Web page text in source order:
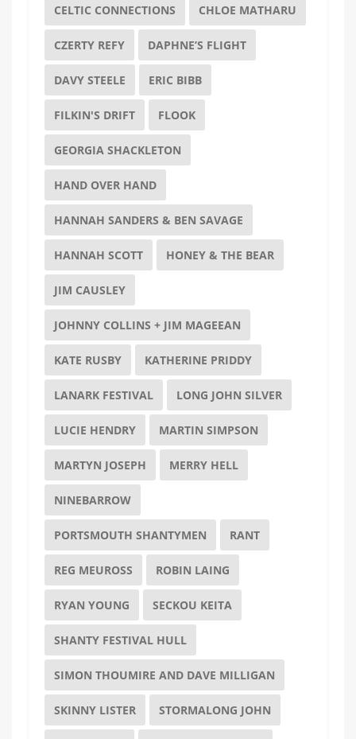
CELTIC CONNECTIONS CHLOE MATHARU
CZERTY REFY DAPHNE’S FLIGHT
DAVY STEELE ERIC BIBB
FILKIN'S DRIFT FLOOK
GEORGIA SHACKLETON
HAND OVER HAND
HANNAH SANDERS & BEN SAVAGE
HANNAH SCOTT HONEY & THE BEAR
JIM CAUSLEY
JOHNNY COLLINS + JIM MAGEEAN
KATE RUSBY KATHERINE PRIDDY
LANARK FESTIVAL LONG JOHN SILVER
LUCIE HENDRY MARTIN SIMPSON
MARTYN JOSEPH MERRY HELL
NINEBARROW
PORTSMOUTH SHANTYMEN RANT
REG MEUROSS ROBIN LAING
RYAN YOUNG SECKOU KEITA
SHANTY FESTIVAL HULL
SIMON THOUMIRE AND DAVE MILLIGAN
SKINNY LISTER STORMALONG JOHN